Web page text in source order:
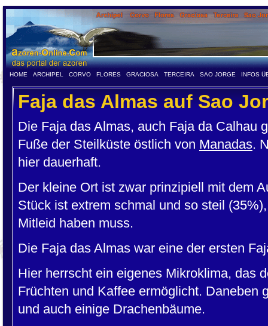
HOME ARCHIPEL CORVO FLORES GRACIOSA TERCEIRA SAO JORGE INFOS
Faja das Almas auf Sao
Die Faja das Almas, auch Faja da Calhau
Fuße der Steilküste östlich von Manadas.
hier dauerhaft.
Der kleine Ort ist zwar prinzipiell mit dem
Stück ist extrem schmal und so steil
Mitleid haben muss.
Die Faja das Almas war eine der ersten
Hier herrscht ein eigenes Mikroklima, das
Früchten und Kaffee ermöglicht. Daneben
und auch einige Drachenbäume.